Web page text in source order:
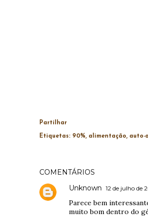
Partilhar
Etiquetas: 90% alimentação auto-
COMENTÁRIOS
Unknown 12 de julho de
Parece bem
muito bom dentro do